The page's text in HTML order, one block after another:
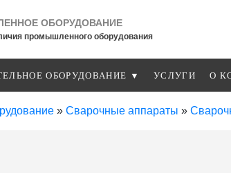
ОБОРУДОВАНИЕ
промышленного оборудования
ОБОРУДОВАНИЕ ▼ УСЛУГИ О
» Сварочные аппараты »